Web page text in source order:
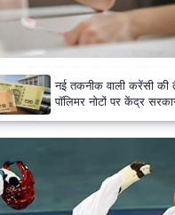
नई तकनीक वाली करेंसी की
पॉलिमर नोटों पर केंद्र
मुहर,जल्द बाजार में दिखेंगे